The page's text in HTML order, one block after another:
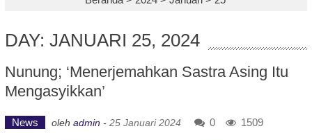
DAY: JANUARI 25, 2024
Nunung; ‘Menerjemahkan Sastra Asing Itu
Mengasyikkan’
News oleh admin - 25 Januari 2024 0 1509